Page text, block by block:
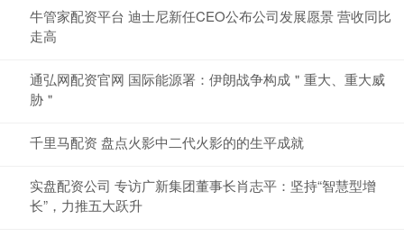
牛管家配资平台 迪士尼新任CEO公布公司发展愿景 营收同比
走高
通弘网配资官网 国际能源署：伊朗战争构成＂重大、重大威
胁＂
千里马配资 盘点火影中二代火影的的生平成就
实盘配资公司 专访广新集团董事长肖志平：坚持“智慧型增
长”，力推五大跃升